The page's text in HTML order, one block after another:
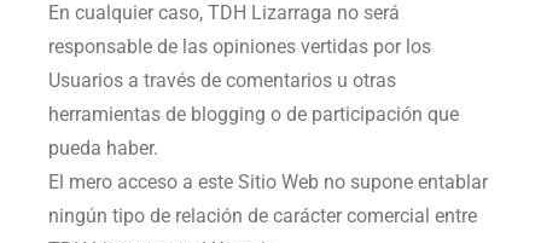
En cualquier caso, TDH Lizarraga no será
responsable de las opiniones vertidas por los
Usuarios a través de comentarios u otras
herramientas de blogging o de participación que
pueda haber.
El mero acceso a este Sitio Web no supone entablar
ningún tipo de relación de carácter comercial entre